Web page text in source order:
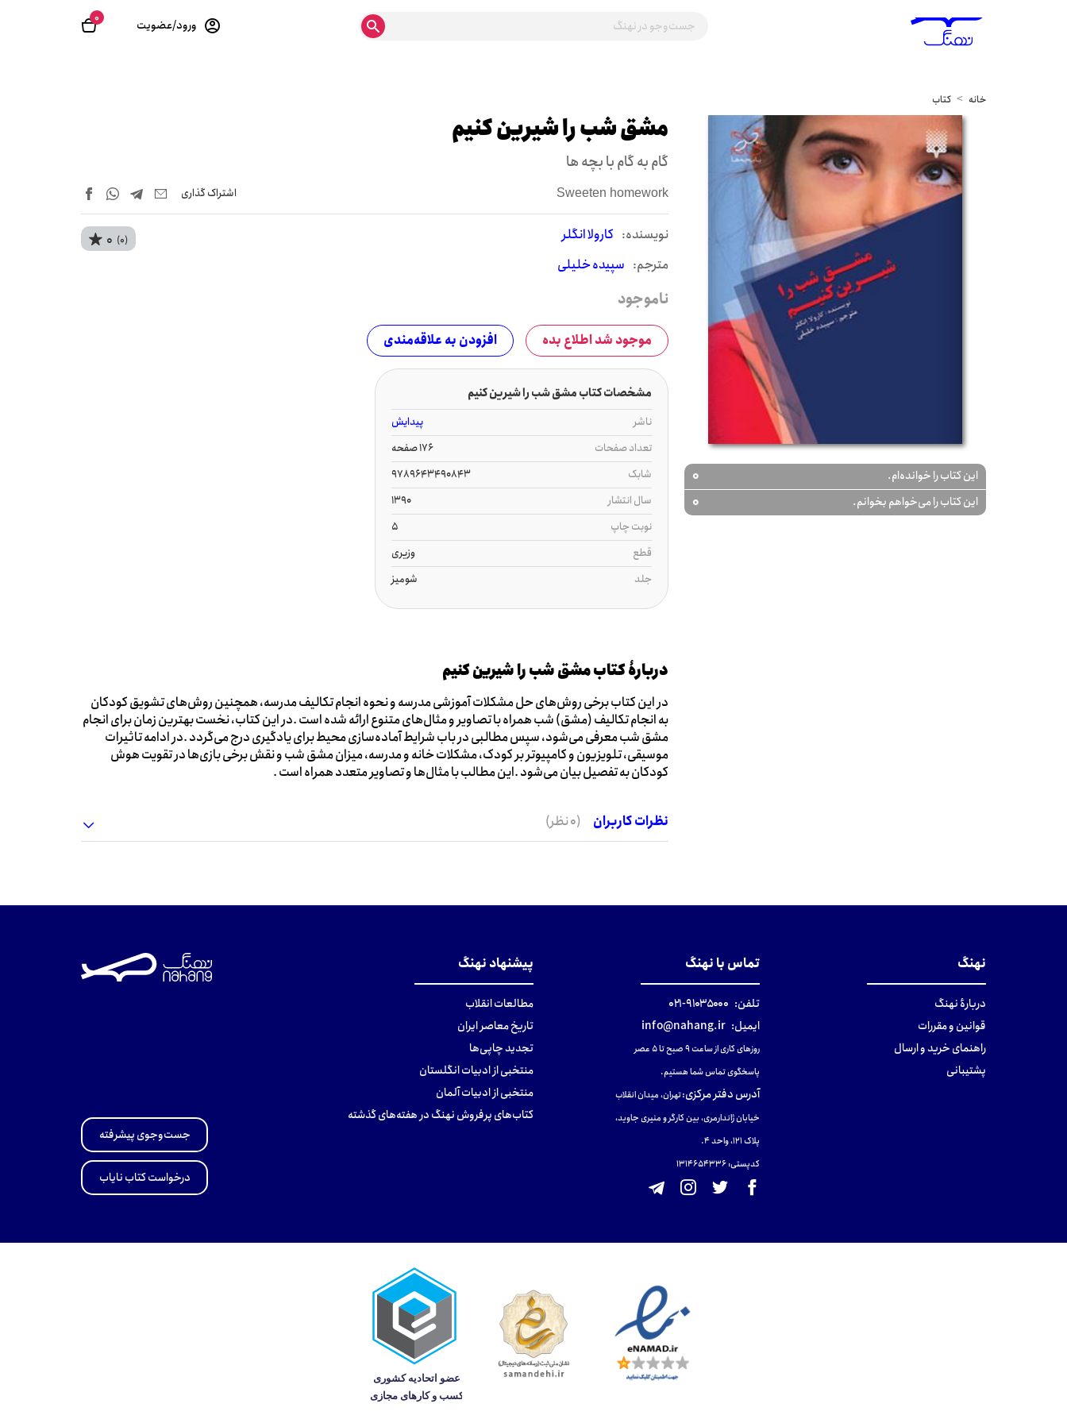
0 ورود/عضویت
خانه کتاب
این کتاب را خوانده‌ام. 0
این کتاب را می‌خواهم بخوانم. 0
م‍ش‍ق ش‍ب را ش‍ی‍ری‍ن ک‍ن‍ی‍م
گام به گام با بچه ها
Sweeten homework اشتراک‌ گذاری
نويسنده: کارولا انگلر
مترجم: سپیده خلیلی
0 (0)
ناموجود
موجود شد اطلاع بده افزودن به علاقه‌مندی
مشخصات کتاب م‍ش‍ق ش‍ب را ش‍ی‍ری‍ن ک‍ن‍ی‍م
ناشر
پیدایش
تعداد صفحات
176 صفحه
شابک
9789643490843
سال انتشار
1390
نوبت چاپ
5
قطع
وزیری
جلد
شومیز
دربارۀ کتاب م‍ش‍ق ش‍ب را ش‍ی‍ری‍ن ک‍ن‍ی‍م
در این کتاب برخی روش‌های حل مشکلات آموزشی مدرسه و نحوه انجام تکالیف مدرسه، همچنین روش‌های تشویق کودکان
به انجام تکالیف (مشق) شب همراه با تصاویر و مثال‌های متنوع ارائه شده است .در این کتاب، نخست بهترین زمان برای انجام
مشق شب معرفی می‌شود، سپس مطالبی در باب شرایط آماده‌سازی محیط برای یادگیری درج می‌گردد .در ادامه تاثیرات
موسیقی، تلویزیون و کامپیوتر بر کودک، مشکلات خانه و مدرسه، میزان مشق شب و نقش برخی بازی‌ها در تقویت هوش
کودکان به تفصیل بیان می‌شود .این مطالب با مثال‌ها و تصاویر متعدد همراه است .
نظرات کاربران (0 نظر)
نهنگ
دربارهٔ نهنگ
قوانین و مقررات
راهنمای خرید و ارسال
پشتیبانی
تماس با نهنگ
تلفن: ۹۱۰۳۵۰۰۰-۰۲۱
ایمیل: info@nahang.ir
روزهای کاری از ساعت ۹ صبح تا ۵ عصر
پاسخگوی تماس شما هستیم.
آدرس دفتر مرکزی:تهران، میدان انقلاب
خیابان ژاندارمری، بین کارگر و منیری جاوید،
پلاک 121، واحد ۴.
کدپستی: 131465433۶
پیشنهاد نهنگ
مطالعات انقلاب
تاریخ معاصر ایران
تجدید چاپی‌ها
منتخبی از ادبیات انگلستان
منتخبی از ادبیات آلمان
کتاب‌های پرفروش نهنگ در هفته‌های گذشته
جست‌وجوی پیشرفته
درخواست کتاب نایاب